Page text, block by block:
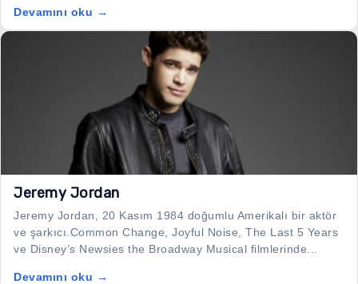
Devamını oku →
Jeremy Jordan
Jeremy Jordan, 20 Kasım 1984 doğumlu Amerikalı bir aktör
ve şarkıcı.Common Change, Joyful Noise, The Last 5 Years
ve Disney’s Newsies the Broadway Musical filmlerinde...
Devamını oku →